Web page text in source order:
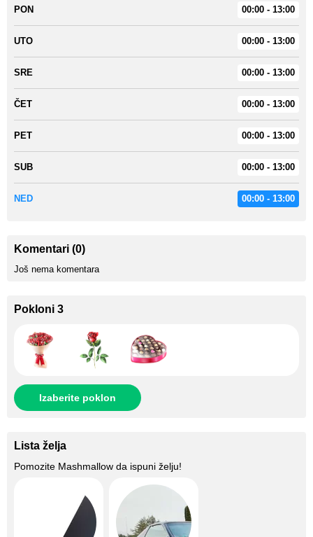
PON 00:00 - 13:00
UTO 00:00 - 13:00
SRE 00:00 - 13:00
ČET 00:00 - 13:00
PET 00:00 - 13:00
SUB 00:00 - 13:00
NED 00:00 - 13:00
Komentari (0)
Još nema komentara
Pokloni 3
Izaberite poklon
Lista želja
Pomozite Mashmallow da ispuni želju!